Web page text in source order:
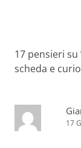
17 pensieri su
scheda e
17